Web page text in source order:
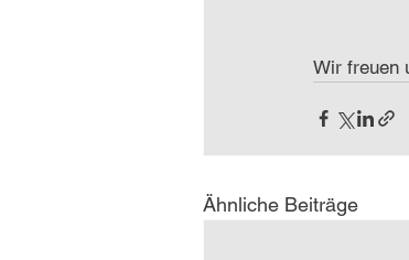
Wir freuen
Ähnliche Beiträge